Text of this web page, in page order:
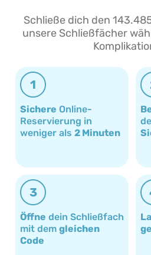
Schließe dich den
unsere Schließfächer
1
Sichere Online-
Reservierung in
weniger als 2 Minuten
3
Öffne dein Schließfach
mit dem gleichen
Code